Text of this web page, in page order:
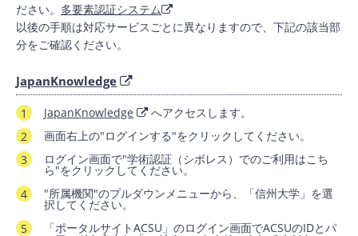
ださい。 多要素認証システム
以後の手順は対応サービスごとに異なりますので、下記の該当部
分をご確認ください。
JapanKnowledge
JapanKnowledge
へアクセスします。
画面右上の"ログインする"をクリックしてください。
ログイン画面で"学術認証（シボレス）でのご利用はこち
ら"をクリックしてください。
"所属機関"のプルダウンメニューから、「信州大学」を選
択してください。
「ポータルサイトACSU」のログイン画面でACSUのIDとパ